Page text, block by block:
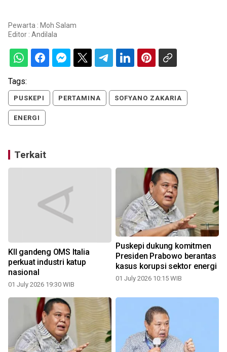
Pewarta : Moh Salam
Editor : Andilala
Tags:
PUSKEPI PERTAMINA SOFYANO ZAKARIA
ENERGI
Terkait
KII gandeng OMS Italia
perkuat industri katup
nasional
01 July 2026 19:30 WIB
Puskepi dukung komitmen
Presiden Prabowo berantas
kasus korupsi sektor energi
01 July 2026 10:15 WIB